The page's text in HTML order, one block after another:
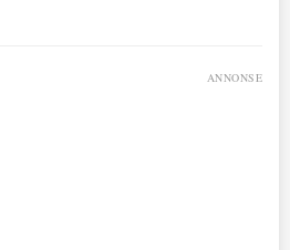
ANNONSE